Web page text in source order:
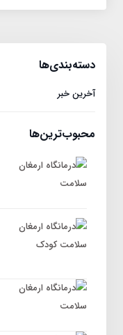
دسته‌بندی‌ها
آخرین خبر
محبوب‌ترین‌ها